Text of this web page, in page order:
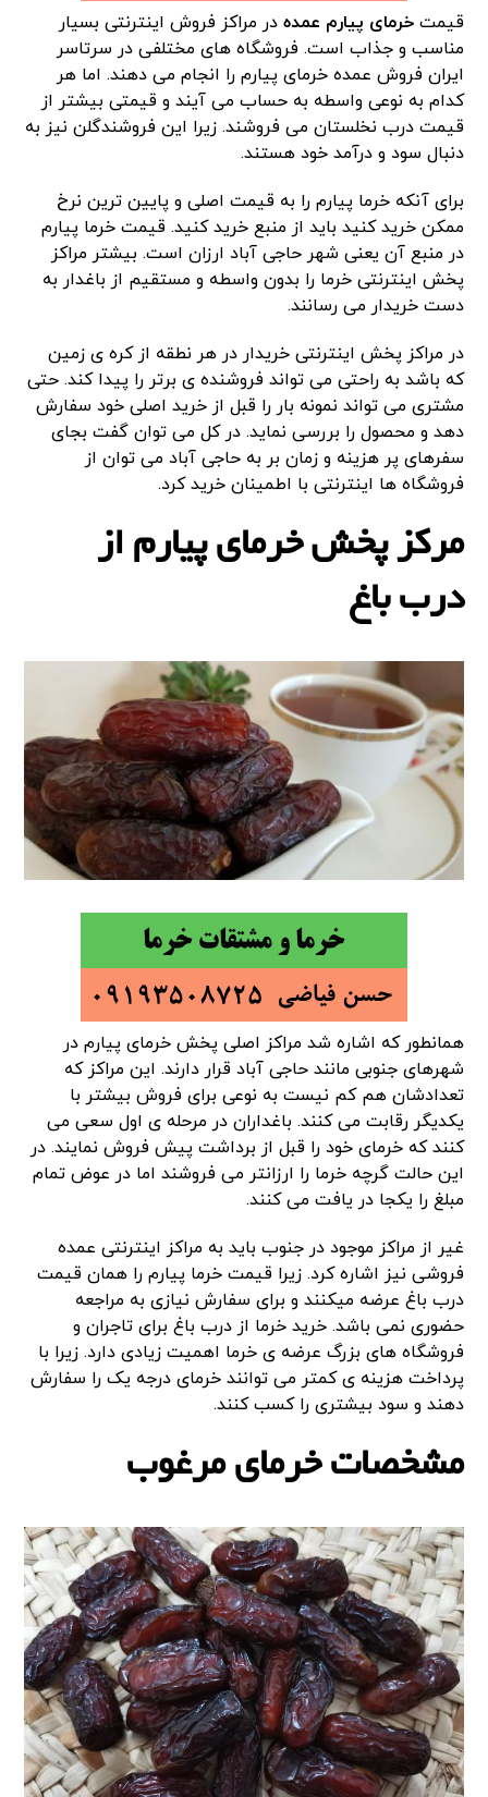
قیمتخرمای پیارم عمده در مراکز فروش اینترنتی بسیار
مناسب و جذاب است. فروشگاه های مختلفی در سرتاسر
ایران فروش عمده خرمای پیارم را انجام می دهند. اما هر
کدام به نوعی واسطه به حساب می آیند و قیمتی بیشتر از
قیمت درب نخلستان می فروشند. زیرا این فروشندگلن نیز به
دنبال سود و درآمد خود هستند.
برای آنکه خرما پیارم را به قیمت اصلی و پایین ترین نرخ
ممکن خرید کنید باید از منبع خرید کنید. قیمت خرما پیارم
در منبع آن یعنی شهر حاجی آباد ارزان است. بیشتر مراکز
پخش اینترنتی خرما را بدون واسطه و مستقیم از باغدار به
دست خریدار می رسانند.
در مراکز پخش اینترنتی خریدار در هر نطقه از کره ی زمین
که باشد به راحتی می تواند فروشنده ی برتر را پیدا کند. حتی
مشتری می تواند نمونه بار را قبل از خرید اصلی خود سفارش
دهد و محصول را بررسی نماید. در کل می توان گفت بجای
سفرهای پر هزینه و زمان بر به حاجی آباد می توان از
فروشگاه ها اینترنتی با اطمینان خرید کرد.
مرکز پخش خرمای پیارم از
درب باغ
همانطور که اشاره شد مراکز اصلی پخش خرمای پیارم در
شهرهای جنوبی مانند حاجی آباد قرار دارند. این مراکز که
تعدادشان هم کم نیست به نوعی برای فروش بیشتر با
یکدیگر رقابت می کنند. باغداران در مرحله ی اول سعی می
کنند که خرمای خود را قبل از برداشت پیش فروش نمایند. در
این حالت گرچه خرما را ارزانتر می فروشند اما در عوض تمام
مبلغ را یکجا در یافت می کنند.
غیر از مراکز موجود در جنوب باید به مراکز اینترنتی عمده
فروشی نیز اشاره کرد. زیرا قیمت خرما پیارم را همان قیمت
درب باغ عرضه میکنند و برای سفارش نیازی به مراجعه
حضوری نمی باشد. خرید خرما از درب باغ برای تاجران و
فروشگاه های بزرگ عرضه ی خرما اهمیت زیادی دارد. زیرا با
پرداخت هزینه ی کمتر می توانند خرمای درجه یک را سفارش
دهند و سود بیشتری را کسب کنند.
مشخصات خرمای مرغوب